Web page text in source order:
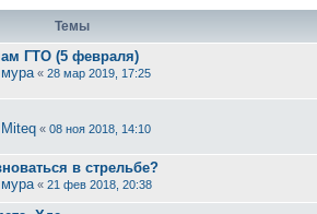
Темы
ГТО (5 февраля)
мура « 28 мар 2019, 17:25
Miteq « 08 ноя 2018, 14:10
в стрельбе?
мура « 21 фев 2018, 20:38